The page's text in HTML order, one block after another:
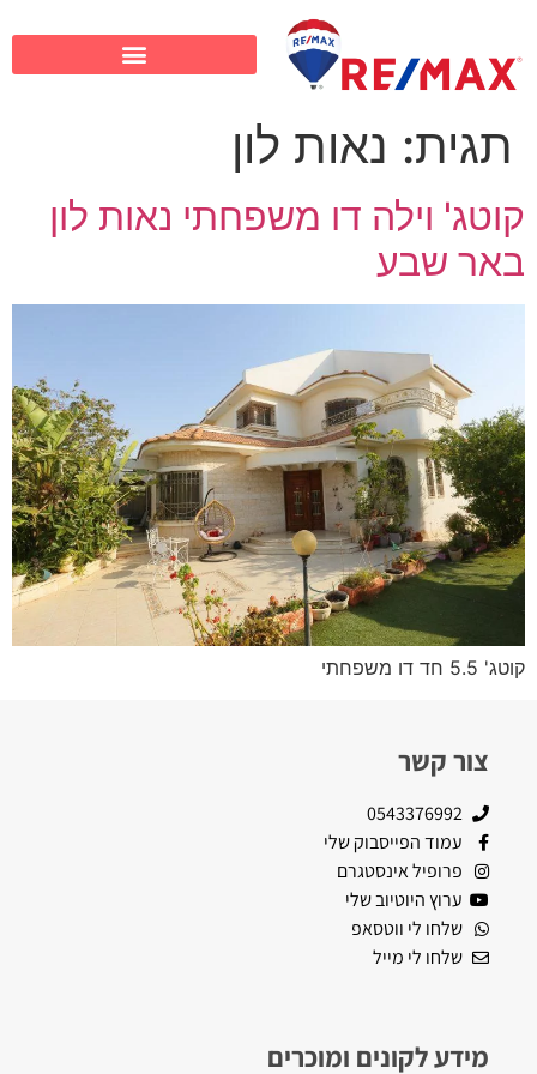
תגית: נאות לון
קוטג' וילה דו משפחתי נאות לון
באר שבע
קוטג' 5.5 חד דו משפחתי
צור קשר
0543376992
עמוד הפייסבוק שלי
פרופיל אינסטגרם
ערוץ היוטיוב שלי
שלחו לי ווטסאפ
שלחו לי מייל
מידע לקונים ומוכרים